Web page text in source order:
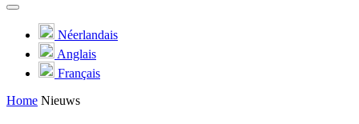
Néerlandais
Anglais
Français
Home Nieuws